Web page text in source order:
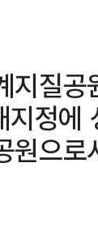
지질
정에
원으